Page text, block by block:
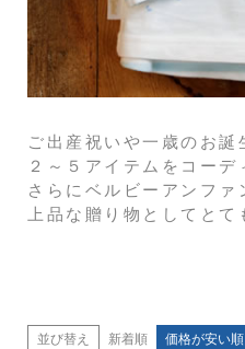
ご出産祝いや一歳のお誕
２～５アイテムをコー
さらにベルビーアンフ
上品な贈り物としてとて
並び替え 新着順 価格が安い順